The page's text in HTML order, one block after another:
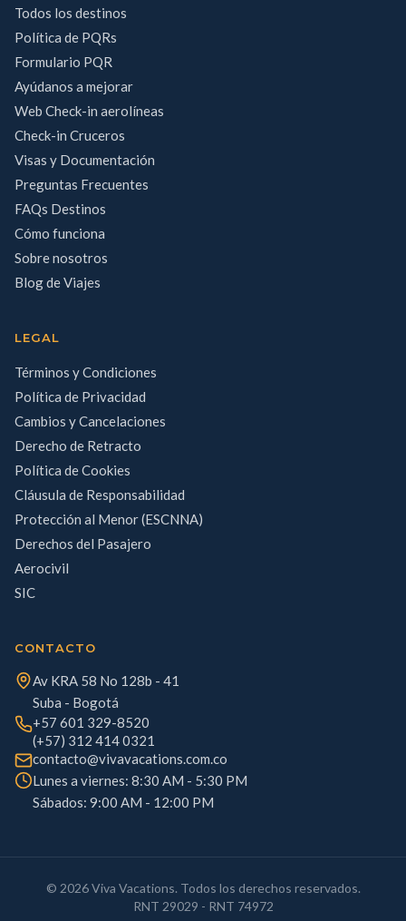
Todos los destinos
Política de PQRs
Formulario PQR
Ayúdanos a mejorar
Web Check-in aerolíneas
Check-in Cruceros
Visas y Documentación
Preguntas Frecuentes
FAQs Destinos
Cómo funciona
Sobre nosotros
Blog de Viajes
LEGAL
Términos y Condiciones
Política de Privacidad
Cambios y Cancelaciones
Derecho de Retracto
Política de Cookies
Cláusula de Responsabilidad
Protección al Menor (ESCNNA)
Derechos del Pasajero
Aerocivil
SIC
CONTACTO
Av KRA 58 No 128b - 41
Suba - Bogotá
+57 601 329-8520
(+57) 312 414 0321
contacto@vivavacations.com.co
Lunes a viernes: 8:30 AM - 5:30 PM
Sábados: 9:00 AM - 12:00 PM
© 2026Viva Vacations. Todos los derechos reservados.
RNT 29029 - RNT 74972